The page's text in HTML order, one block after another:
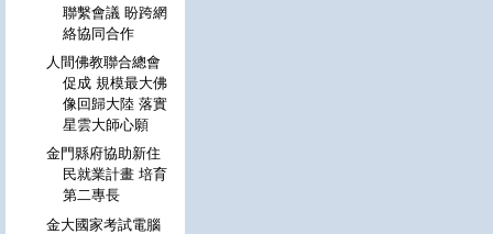
聯繫會議 盼跨網
絡協同合作
人間佛教聯合總會
促成 規模最大佛
像回歸大陸 落實
星雲大師心願
金門縣府協助新住
民就業計畫 培育
第二專長
金大國家考試電腦